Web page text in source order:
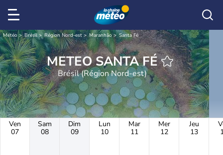
Météo Brésil Région Nord-est Maranhão Santa Fé
METEO SANTA FÉ
Brésil (Région Nord-est)
Ven
07
Sam
08
Dim
09
Lun
10
Mar
11
Mer
12
Jeu
13